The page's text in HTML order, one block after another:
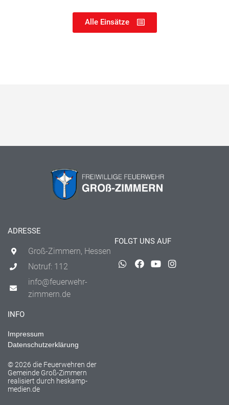
Alle Einsätze
ADRESSE
Groß-Zimmern, Hessen
Notruf: 112
info@feuerwehr-
zimmern.de
FOLGT UNS AUF
INFO
Impressum
Datenschutzerklärung
© 2026 die Feuerwehren der
Gemeinde Groß-Zimmern
realisiert durch heskamp-
medien.de